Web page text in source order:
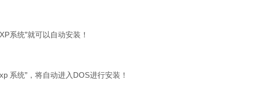
系统”就可以自动安装！
系统”，将自动进入DOS进行安装！